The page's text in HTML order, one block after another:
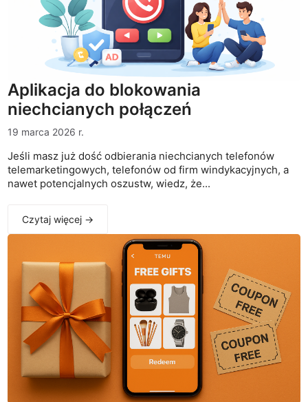
Aplikacja do blokowania
niechcianych połączeń
19 marca 2026 r.
Jeśli masz już dość odbierania niechcianych telefonów
telemarketingowych, telefonów od firm windykacyjnych, a
nawet potencjalnych oszustw, wiedz, że...
Czytaj więcej →